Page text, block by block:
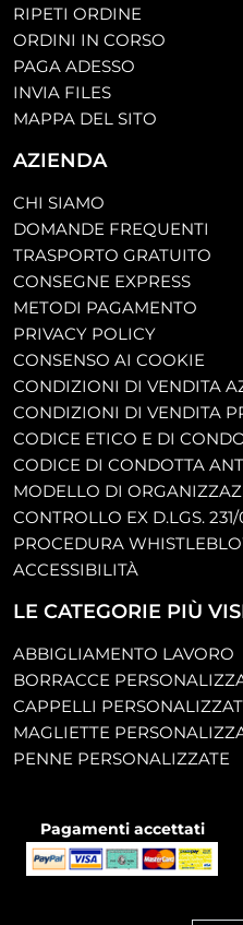
RIPETI ORDINE
ORDINI IN CORSO
PAGA ADESSO
INVIA FILES
MAPPA DEL SITO
AZIENDA
CHI SIAMO
DOMANDE FREQUENTI
TRASPORTO GRATUITO
CONSEGNE EXPRESS
METODI PAGAMENTO
PRIVACY POLICY
CONSENSO AI COOKIE
CONDIZIONI DI VENDITA
CONDIZIONI DI VENDITA
CODICE ETICO E DI
CODICE DI CONDOTTA
MODELLO DI
CONTROLLO EX D.LGS. 231/
PROCEDURA
ACCESSIBILITÀ
LE CATEGORIE PIÙ
ABBIGLIAMENTO LAVORO
BORRACCE
CAPPELLI
MAGLIETTE
PENNE PERSONALIZZATE
Pagamenti accettati